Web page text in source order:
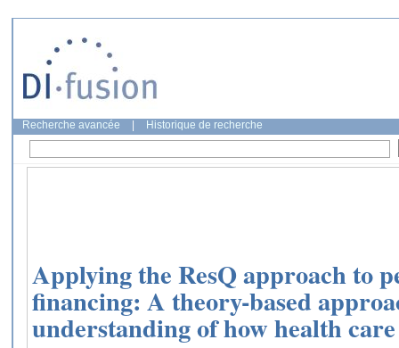
Recherche avancée Historique de recherche
Applying the ResQ approach to
financing: A theory-based
understanding of how health